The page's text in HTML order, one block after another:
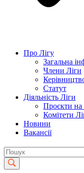
Про Лігу
Загальна
Члени Ліги
Статут
Діяльність Ліги
Проєкти на
Комітети
Новини
Вакансії